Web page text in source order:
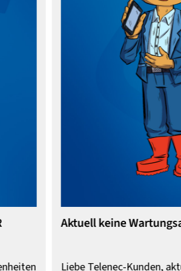
Aktuell keine
Liebe Telenec-Kunden,